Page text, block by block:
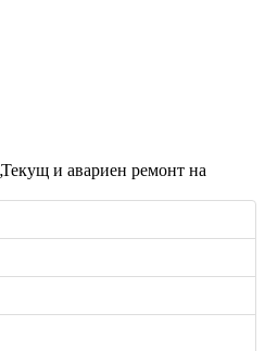
и авариен ремонт на